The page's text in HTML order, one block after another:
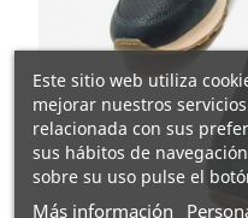
Este sitio web utiliza
mejorar nuestros
relacionada con sus
sus hábitos de
sobre su uso pulse el
Más información